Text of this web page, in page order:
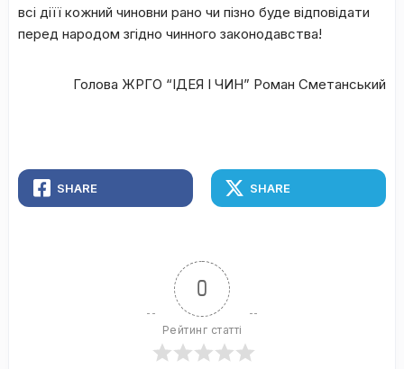
всі діїї кожний чиновни рано чи пізно буде відповідати
перед народом згідно чинного законодавства!
Голова ЖРГО “ІДЕЯ І ЧИН” Роман Сметанський
SHARE SHARE
0
Рейтинг статті